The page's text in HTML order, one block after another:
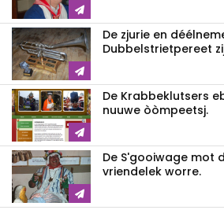
De zjurie en
Dubbelstrietpereet
De Krabbeklutsers
nuuwe òòmpeetsj.
De S'gooiwage mot
vriendelek worre.